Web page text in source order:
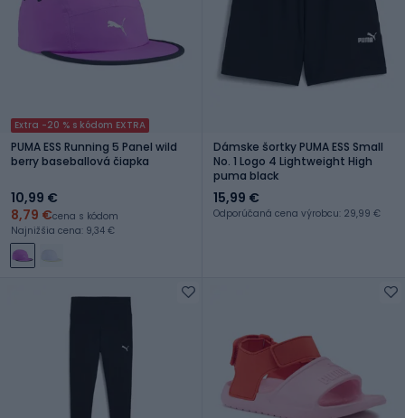
Extra -20 % s kódom EXTRA
PUMA ESS Running 5 Panel wild
berry baseballová čiapka
10,99 €
8,79 €cena s kódom
Najnižšia cena: 9,34 €
Dámske šortky PUMA ESS Small
No. 1 Logo 4 Lightweight High
puma black
15,99 €
Odporúčaná cena výrobcu: 29,99 €